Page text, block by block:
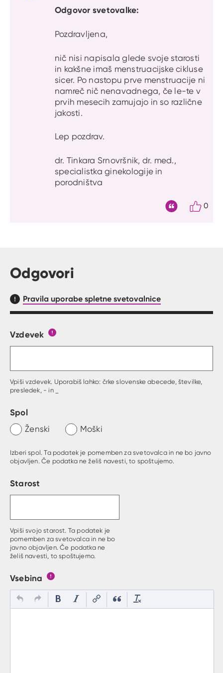
Odgovor svetovalke:
Pozdravljena,
nič nisi napisala glede svoje starosti
in kakšne imaš menstruacijske cikluse
sicer. Po nastopu prve menstruacije ni
namreč nič nenavadnega, če le-te v
prvih mesecih zamujajo in so različne
jakosti.
Lep pozdrav.
dr. Tinkara Srnovršnik, dr. med.,
specialistka ginekologije in
porodništva
0
Odgovori
Pravila uporabe spletne svetovalnice
Obrazec, kjer lahko zastaviš vprašanje
Vzdevek
Vpiši vzdevek. Uporabiš lahko: črke slovenske abecede, številke,
presledek, - in _
Spol
Ženski Moški
Izberi spol. Ta podatek je pomemben za svetovalca in ne bo javno
objavljen. Če podatka ne želiš navesti, to spoštujemo.
Starost
Vpiši svojo starost. Ta podatek je
pomemben za svetovalca in ne bo
javno objavljen. Če podatka ne
želiš navesti, to spoštujemo.
Vsebina